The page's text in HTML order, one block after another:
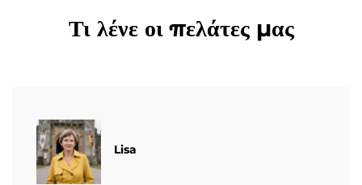
Τι λένε οι πελάτες μας
Lisa